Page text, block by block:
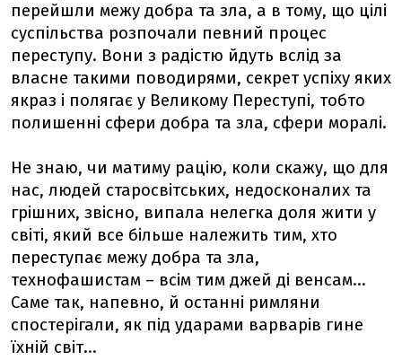
перейшли межу добра та зла, а в тому, що цілі
суспільства розпочали певний процес
переступу. Вони з радістю йдуть вслід за
власне такими поводирями, секрет успіху яких
якраз і полягає у Великому Переступі, тобто
полишенні сфери добра та зла, сфери моралі.
Не знаю, чи матиму рацію, коли скажу, що для
нас, людей старосвітських, недосконалих та
грішних, звісно, випала нелегка доля жити у
світі, який все більше належить тим, хто
переступає межу добра та зла,
технофашистам – всім тим джей ді венсам...
Саме так, напевно, й останні римляни
спостерігали, як під ударами варварів гине
їхній світ...